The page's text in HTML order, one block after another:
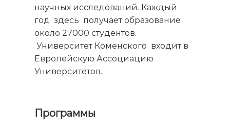
научных исследований. Каждый
год здесь получает образование
около 27000 студентов.
Университет Коменского входит в
Европейскую Ассоциацию
Университетов.
Программы